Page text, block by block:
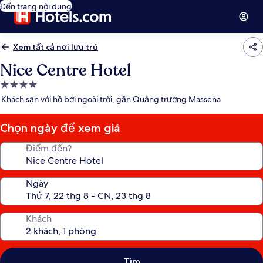
Đến trang nội dung
Xem tất cả nơi lưu trú
Nice Centre Hotel
Nơi
lưu
4.0
sao
Khách sạn với hồ bơi ngoài trời, gần Quảng trường Massena
Chọn ngày để xem giá
Điểm đến?
Ngày
Khách